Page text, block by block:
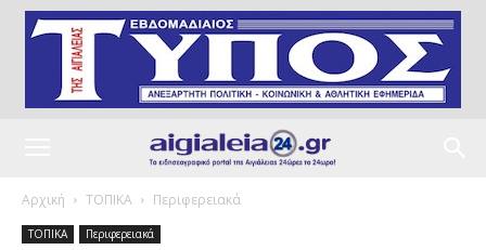
Αρχική ΤΟΠΙΚΑ Περιφερειακά
ΤΟΠΙΚΑ Περιφερειακά